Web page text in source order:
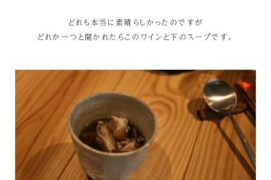
どれも本当に素晴らしかったのですが
どれか一つと聞かれたらこのワインと下のスープです。